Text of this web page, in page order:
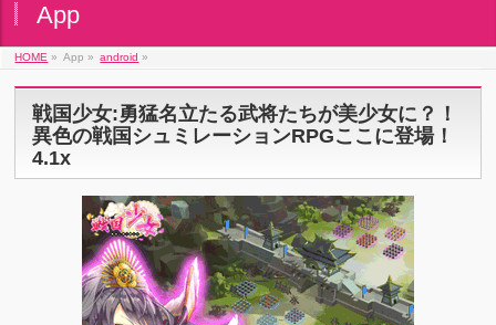
App
HOME » App » android »
戦国少女:勇猛名立たる武将たちが美少女に？！
異色の戦国シュミレーションRPGここに登場！
4.1x